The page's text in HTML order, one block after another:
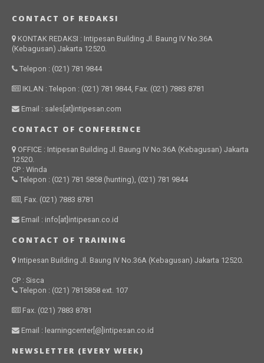
CONTACT OF REDAKSI
KONTAK REDAKSI : Intipesan Building Jl. Baung IV No.36A
(Kebagusan) Jakarta 12520.
Telepon : (021) 781 9844
IKLAN : Telepon : (021) 781 9844, Fax. (021) 7883 8781
Email : sales[at]intipesan.com
CONTACT OF CONFERENCE
OFFICE : Intipesan Building Jl. Baung IV No.36A (Kebagusan) Jakarta
12520.
CP : Winda
Telepon : (021) 781 5858 (hunting), (021) 781 9844
, Fax. (021) 7883 8781
Email : info[at]intipesan.co.id
CONTACT OF TRAINING
Intipesan Building Jl. Baung IV No.36A (Kebagusan) Jakarta 12520.
CP : Sisca
Telepon : (021) 7815858 ext. 107
Fax. (021) 7883 8781
Email : learningcenter[@]intipesan.co.id
NEWSLETTER (EVERY WEEK)